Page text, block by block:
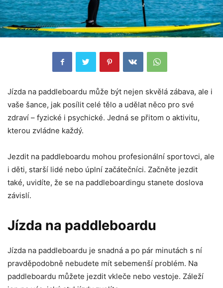
Jízda na paddleboardu může být nejen skvělá zábava, ale i
vaše šance, jak posílit celé tělo a udělat něco pro své
zdraví – fyzické i psychické. Jedná se přitom o aktivitu,
kterou zvládne každý.
Jezdit na paddleboardu mohou profesionální sportovci, ale
i děti, starší lidé nebo úplní začátečníci. Začněte jezdit
také, uvidíte, že se na paddleboardingu stanete doslova
závislí.
Jízda na paddleboardu
Jízda na paddleboardu je snadná a po pár minutách s ní
pravděpodobně nebudete mít sebemenší problém. Na
paddleboardu můžete jezdit vkleče nebo vestoje. Záleží